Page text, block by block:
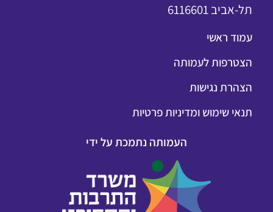
תל-אביב 6116601
עמוד ראשי
הצטרפות לעמותה
הצהרת נגישות
תנאי שימוש ומדיניות פרטיות
העמותה נתמכת על ידי